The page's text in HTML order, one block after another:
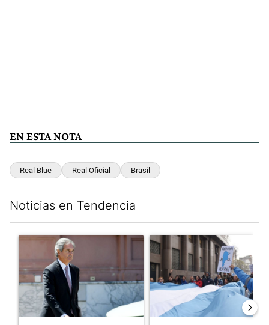
EN ESTA NOTA
Real Blue Real Oficial Brasil
Noticias en Tendencia
Un artículo de tendencia con el título "Las inconsistencias de
Un artículo de tendencia con